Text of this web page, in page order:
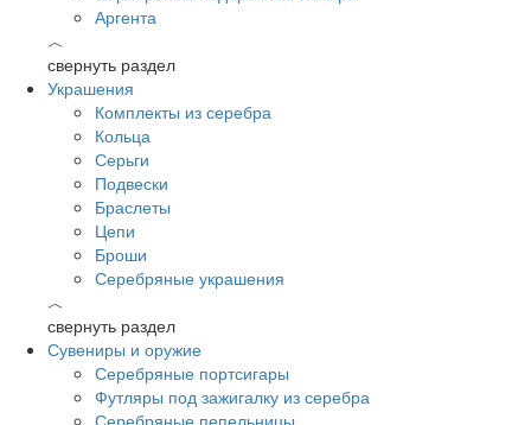
Аргента
︿
свернуть раздел
Украшения
Комплекты из серебра
Кольца
Серьги
Подвески
Браслеты
Цепи
Броши
Серебряные украшения
︿
свернуть раздел
Сувениры и оружие
Серебряные портсигары
Футляры под зажигалку из серебра
Серебряные пепельницы